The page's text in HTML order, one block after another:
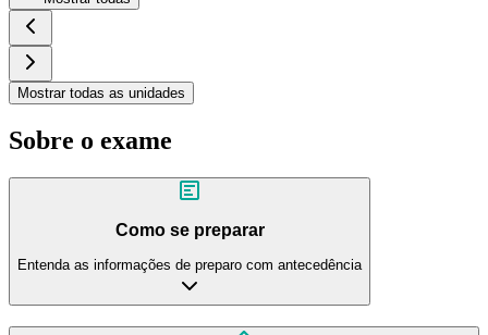
Mostrar todas as unidades
Sobre o exame
Como se preparar
Entenda as informações de preparo com antecedência